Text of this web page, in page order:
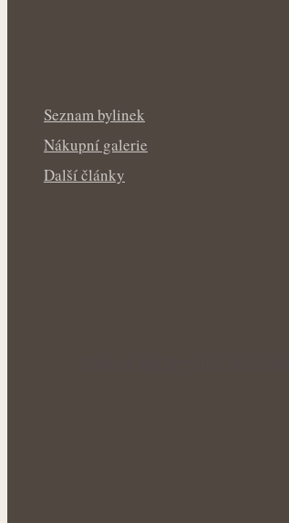
Seznam bylinek
Nákupní galerie
Další články